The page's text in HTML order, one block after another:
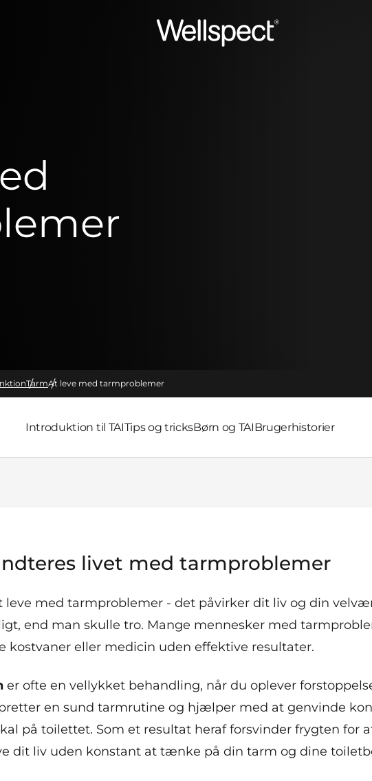
Wellspect
TarmAt leve med tarmproblemer
Introduktion til TAITips og tricksBørn og TAIBrugerhistorier
livet med tarmproblemer
leve med tarmproblemer - det påvirker dit liv og din
end man skulle tro. Mange mennesker med
kostvaner eller medicin uden effektive resultater.
er ofte en vellykket behandling, når du oplever
en sund tarmrutine og hjælper med at genvinde
på toilettet. Som et resultat heraf forsvinder frygten for
dit liv uden konstant at tænke på din tarm og dine